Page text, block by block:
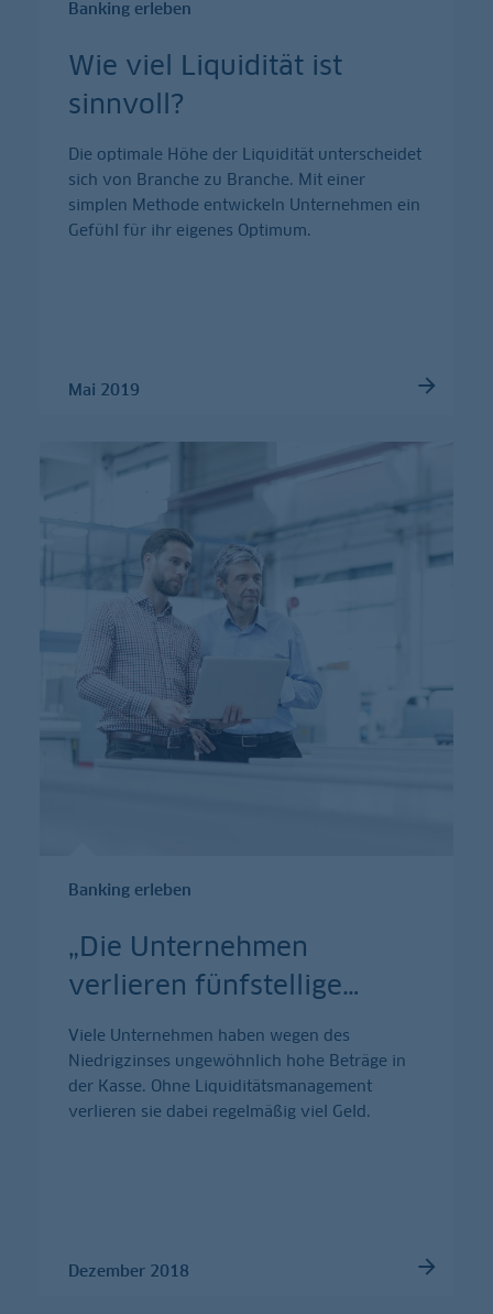
Banking erleben
Wie viel Liquidität ist
sinnvoll?
Die optimale Höhe der Liquidität unterscheidet
sich von Branche zu Branche. Mit einer
simplen Methode entwickeln Unternehmen ein
Gefühl für ihr eigenes Optimum.
Mai 2019
Banking erleben
„Die Unternehmen
verlieren fünfstellige…
Viele Unternehmen haben wegen des
Niedrigzinses ungewöhnlich hohe Beträge in
der Kasse. Ohne Liquiditätsmanagement
verlieren sie dabei regelmäßig viel Geld.
Dezember 2018